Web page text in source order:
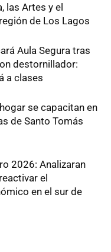
las Artes y el
de Los Lagos
Aula Segura tras
destornillador:
a clases
se capacitan en
de Santo Tomás
2026: Analizaran
el
en el sur de